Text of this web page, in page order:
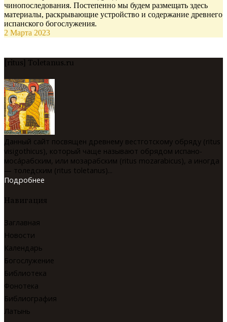
чинопоследования. Постепенно мы будем размещать здесь
материалы, раскрывающие устройство и содержание древнего
испанского богослужения.
2 Марта 2023
[ritus] Toletanus.ru
Данный сайт посвящен древнему вестготскому обряду (ritus
visigothicus), который чаще называют обрядом испано-
мосáрабским, или мозарабским (ritus mozarabicus), а иногда
— толедским (ritus toletanus)...
Подробнее
Навигация
Заглавная
Новости
Календарь
Богослужение
Библиотека
Фонотека
Библиография
Латынь